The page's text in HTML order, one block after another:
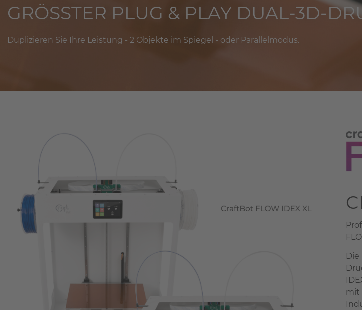
GRÖSSTER PLUG & PLAY DUAL-3D-
Duplizieren Sie Ihre Leistung - 2 Objekte im Spiegel - oder Parallelmodus.
mit